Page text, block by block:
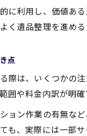
に利用し、価値あ
く遺品整理を進める
点
際は、いくつかの
囲や料金内訳が明
ョン作業の有無な
も、実際には一部